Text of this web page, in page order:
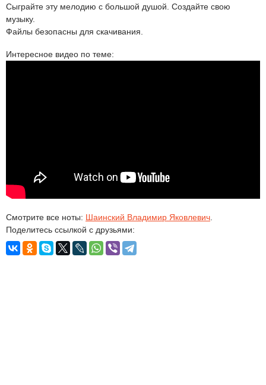
Сыграйте эту мелодию с большой душой. Создайте свою
музыку.
Файлы безопасны для скачивания.
Интересное видео по теме:
Смотрите все ноты: Шаинский Владимир Яковлевич
Поделитесь ссылкой с друзьями: